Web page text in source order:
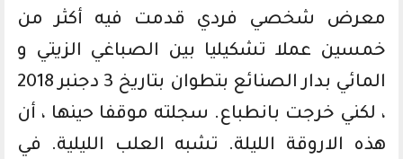
معرض شخصي فردي قدمت فيه أكثر من
خمسين عملا تشكيليا بين الصباغي الزيتي و
المائي بدار الصنائع بتطوان بتاريخ 3 دجنبر 2018
، لكني خرجت بانطباع. سجلته موقفا حينها ، أن
هذه الاروقة الليلة. تشبه العلب الليلية. في